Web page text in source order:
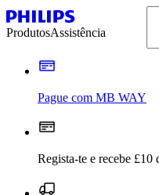
ProdutosAssistência
Pague com MB WAY
Regista-te e recebe £10